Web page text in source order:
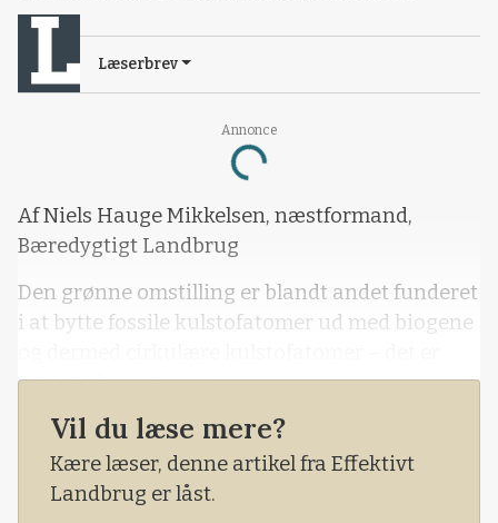
Annonce
Loading...
Læserbrev
Af Niels Hauge Mikkelsen, næstformand,
Bæredygtigt Landbrug
Den grønne omstilling er blandt andet funderet
i at bytte fossile kulstofatomer ud med biogene
evident for de fleste.
Vil du læse mere?
Kære læser, denne artikel fra Effektivt
Landbrug er låst.